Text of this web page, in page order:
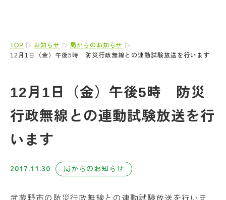
TOP お知らせ
局からのお知らせ
12月1日（金）午後5時 防災行政無線との連動試験放送を行います
12月1日（金）午後5時 防災
行政無線との連動試験放送を行
います
2017.11.30 局からのお知らせ
武蔵野市の防災行政無線との連動試験放送を行いま